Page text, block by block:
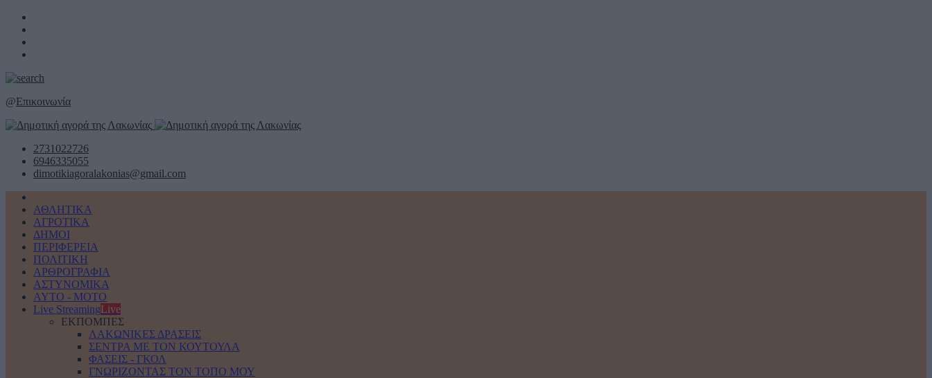
@Επικοινωνία
2731022726
6946335055
dimotikiagoralakonias@gmail.com
ΑΘΛΗΤΙΚΑ
ΑΓΡΟΤΙΚΑ
ΔΗΜΟΙ
ΠΕΡΙΦΕΡΕΙΑ
ΠΟΛΙΤΙΚΗ
ΑΡΘΡΟΓΡΑΦΙΑ
ΑΣΤΥΝΟΜΙΚΑ
AYTO - MOTO
Live StreamingLive
ΕΚΠΟΜΠΕΣ
ΛΑΚΩΝΙΚΕΣ ΔΡΑΣΕΙΣ
ΣΕΝΤΡΑ ΜΕ ΤΟΝ ΚΟΥΤΟΥΛΑ
ΦΑΣΕΙΣ - ΓΚΟΛ
ΓΝΩΡΙΖΟΝΤΑΣ ΤΟΝ ΤΟΠΟ ΜΟΥ